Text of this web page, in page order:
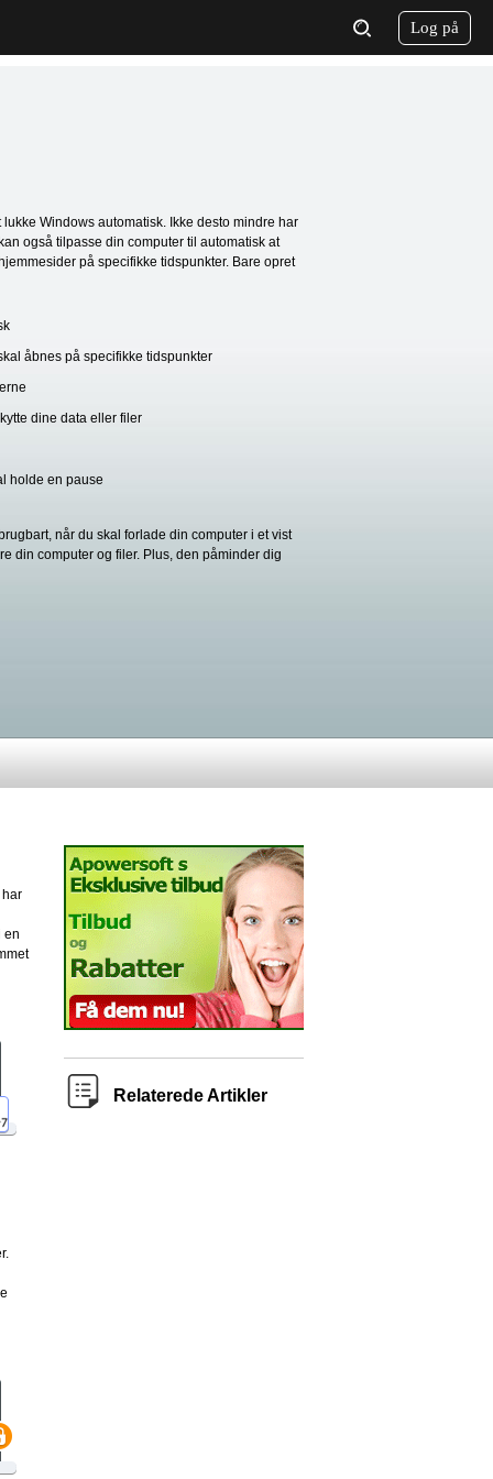
Log på
Windows automatisk. Ikke desto mindre har
også tilpasse din computer til automatisk at
på specifikke tidspunkter. Bare opret
åbnes på specifikke tidspunkter
dine data eller filer
holde en pause
når du skal forlade din computer i et vist
din computer og filer. Plus, den påminder dig
har
en
Relaterede Artikler